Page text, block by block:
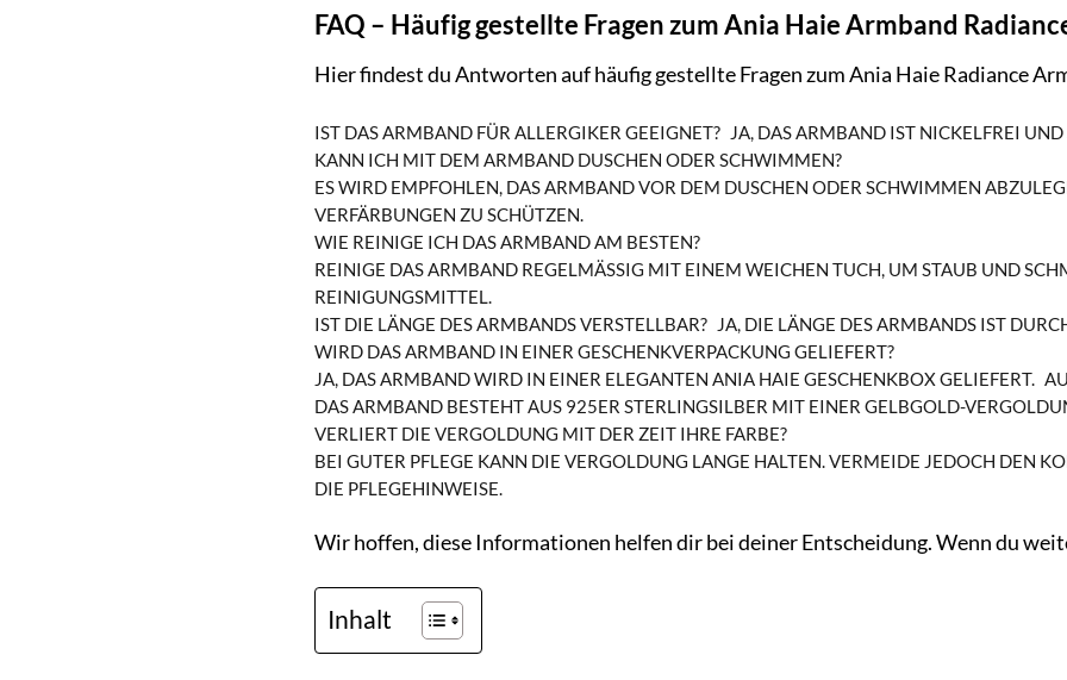
FAQ – Häufig gestellte Fragen zum Ania Haie Armband
Hier findest du Antworten auf häufig gestellte Fragen zum Ania Haie Radiance
IST DAS ARMBAND FÜR ALLERGIKER GEEIGNET? JA, DAS ARMBAND IST NICKELFREI
KANN ICH MIT DEM ARMBAND DUSCHEN ODER SCHWIMMEN?
ES WIRD EMPFOHLEN, DAS ARMBAND VOR DEM DUSCHEN ODER SCHWIMMEN
VERFÄRBUNGEN ZU SCHÜTZEN.
WIE REINIGE ICH DAS ARMBAND AM BESTEN?
REINIGE DAS ARMBAND REGELMÄSSIG MIT EINEM WEICHEN TUCH, UM STAUB UND
EINIGUNGSMITTEL.
IST DIE LÄNGE DES ARMBANDS VERSTELLBAR? JA, DIE LÄNGE DES ARMBANDS IST
WIRD DAS ARMBAND IN EINER GESCHENKVERPACKUNG GELIEFERT?
JA, DAS ARMBAND WIRD IN EINER ELEGANTEN ANIA HAIE GESCHENKBOX GELIEFERT.
DAS ARMBAND BESTEHT AUS 925ER STERLINGSILBER MIT EINER GELBGOLD-
VERLIERT DIE VERGOLDUNG MIT DER ZEIT IHRE FARBE?
BEI GUTER PFLEGE KANN DIE VERGOLDUNG LANGE HALTEN. VERMEIDE JEDOCH DEN
DIE PFLEGEHINWEISE.
Wir hoffen, diese Informationen helfen dir bei deiner Entscheidung. Wenn du
Inhalt